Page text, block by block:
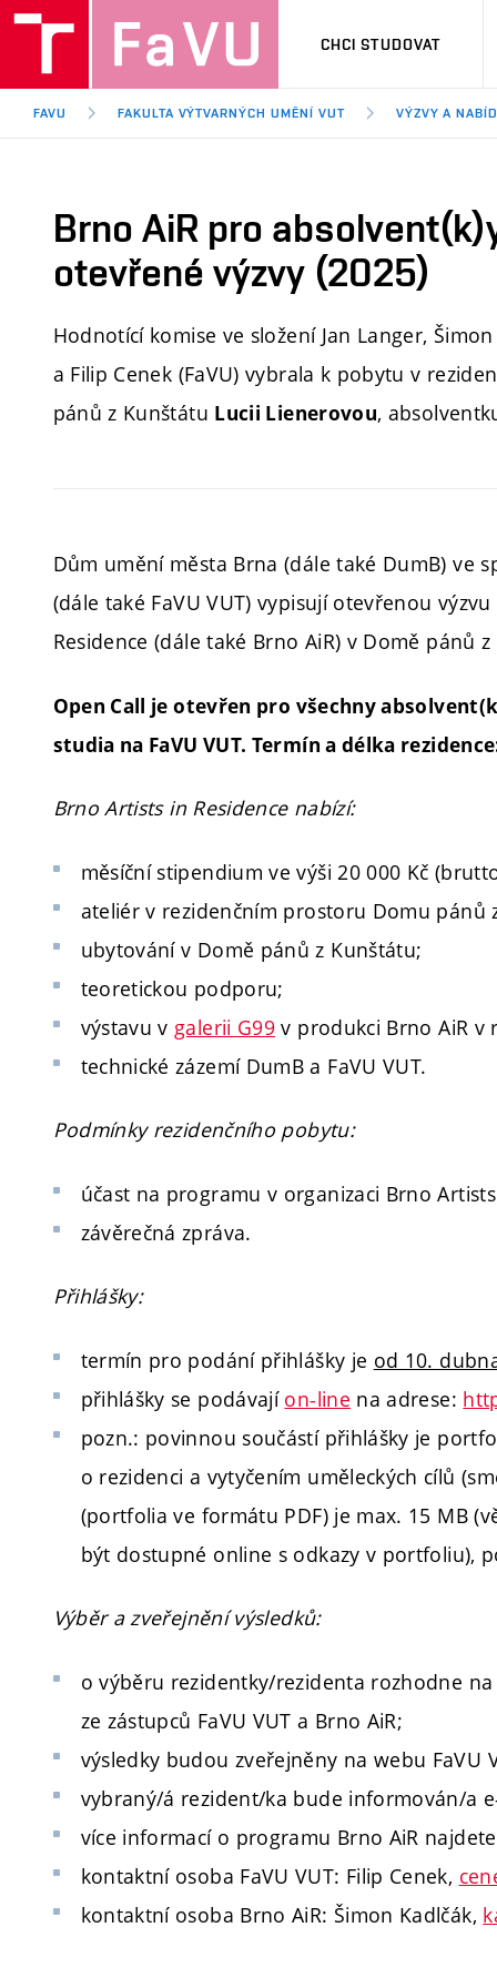
CHCI STUDOVAT
FAVU FAKULTA VÝTVARNÝCH UMĚNÍ VUT VÝZVY A
Brno AiR pro
otevřené výzvy (2025)
Hodnotící komise ve složení Jan Langer,
a Filip Cenek (FaVU) vybrala k pobytu v
pánů z Kunštátu Lucii Lienerovou,
Dům umění města Brna (dále také DumB) ve
(dále také FaVU VUT) vypisují otevřenou
Residence (dále také Brno AiR) v Domě pánů
Open Call je otevřen pro všechny
studia na FaVU VUT. Termín a délka
Brno Artists in Residence nabízí:
měsíční stipendium ve výši 20 000 Kč
ateliér v rezidenčním prostoru Domu pánů
ubytování v Domě pánů z Kunštátu;
teoretickou podporu;
výstavu v galerii G99 v produkci Brno AiR v
technické zázemí DumB a FaVU VUT.
Podmínky rezidenčního pobytu:
účast na programu v organizaci Brno
závěrečná zpráva.
Přihlášky:
termín pro podání přihlášky je od 10.
přihlášky se podávají on-line na adrese:
pozn.: povinnou součástí přihlášky je
o rezidenci a vytyčením uměleckých cílů
(portfolia ve formátu PDF) je max. 15 MB
být dostupné online s odkazy v portfoliu),
Výběr a zveřejnění výsledků:
o výběru rezidentky/rezidenta rozhodne
ze zástupců FaVU VUT a Brno AiR;
výsledky budou zveřejněny na webu FaVU
vybraný/á rezident/ka bude informován/a
více informací o programu Brno AiR
kontaktní osoba FaVU VUT: Filip Cenek,
kontaktní osoba Brno AiR: Šimon Kadlčák,